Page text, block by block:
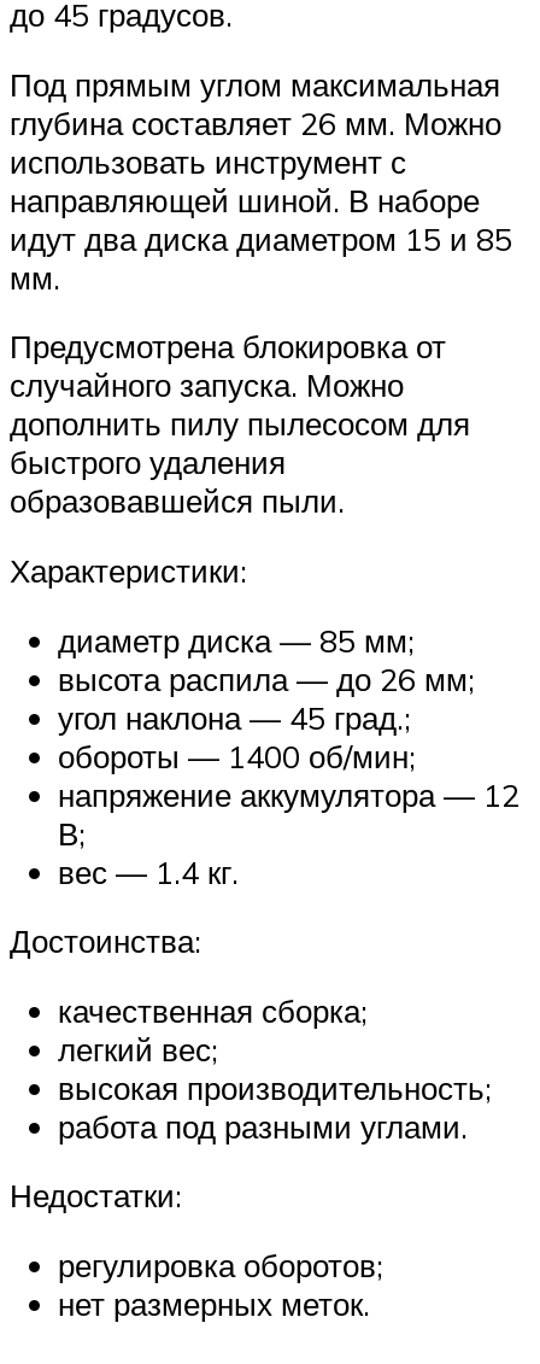
до 45 градусов.
Под прямым углом максимальная
глубина составляет 26 мм. Можно
использовать инструмент с
направляющей шиной. В наборе
идут два диска диаметром 15 и 85
мм.
Предусмотрена блокировка от
случайного запуска. Можно
дополнить пилу пылесосом для
быстрого удаления
образовавшейся пыли.
Характеристики:
диаметр диска — 85 мм;
высота распила — до 26 мм;
угол наклона — 45 град.;
обороты — 1400 об/мин;
напряжение аккумулятора — 12
В;
вес — 1.4 кг.
Достоинства:
качественная сборка;
легкий вес;
высокая производительность;
работа под разными углами.
Недостатки:
регулировка оборотов;
нет размерных меток.